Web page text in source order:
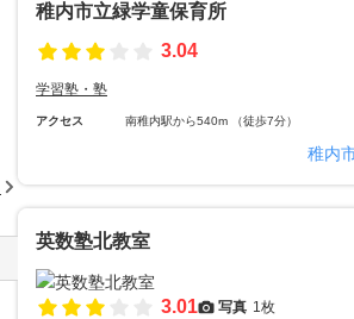
稚内市立緑学童保育所
3.04
学習塾・塾
アクセス 南稚内駅から540m （徒歩7分）
稚内
英数塾北教室
3.01 写真 1枚